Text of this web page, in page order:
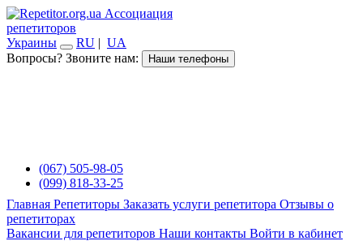
Ассоциация
репетиторов
Украины
RU | UA
Вопросы? Звоните нам:
Наши телефоны
(067) 505-98-05
(099) 818-33-25
Главная Репетиторы Заказать услуги репетитора Отзывы о
репетиторах
Вакансии для репетиторов Наши контакты Войти в кабинет